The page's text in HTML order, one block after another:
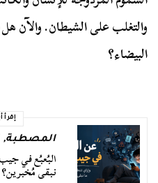
والتغلب على الشيطان. والآن
البيضاء؟
إقرأ
المصطبة,
البُعبُع في
نبقى مُخبرين؟